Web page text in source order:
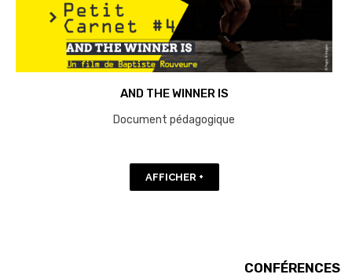
AND THE WINNER IS
Document pédagogique
AFFICHER +
CONFÉRENCES